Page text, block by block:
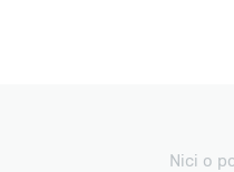
Nici o